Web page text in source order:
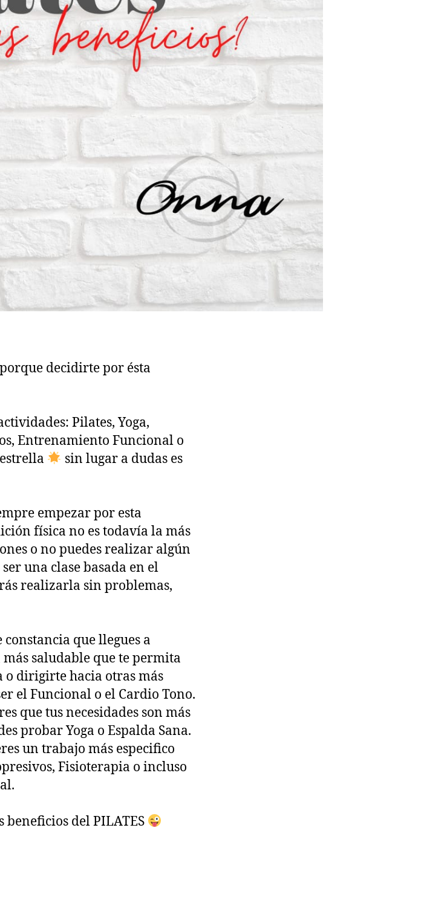
decidirte por ésta
Pilates, Yoga,
Entrenamiento Funcional o
sin lugar a dudas es
empezar por esta
física no es todavía la más
o no puedes realizar algún
una clase basada en el
realizarla sin problemas,
que llegues a
saludable que te permita
o dirigirte hacia otras más
el Funcional o el Cardio Tono.
que tus necesidades son más
probar Yoga o Espalda Sana.
un trabajo más especifico
Fisioterapia o incluso
beneficios del PILATES